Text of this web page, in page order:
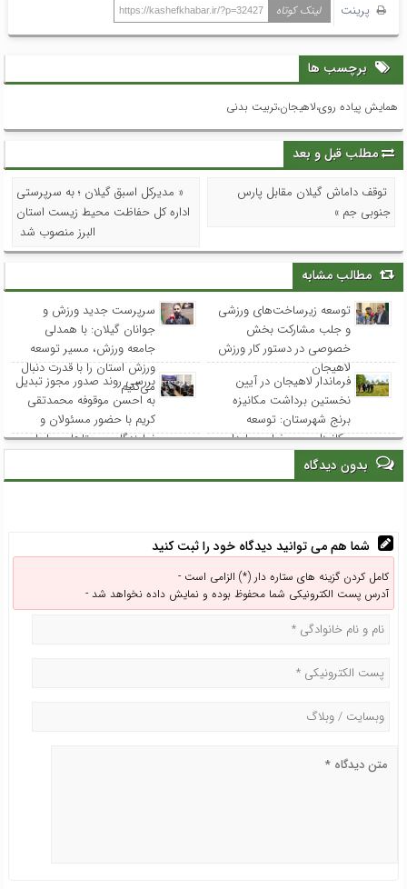
پرینت
لینک کوتاه https://kashefkhabar.ir/?p=32427
برچسب ها
همایش پیاده روی،لاهیجان،تربیت بدنی
مطلب قبل و بعد
توقف داماش گیلان مقابل پارس
جنوبی جم »
« مدیرکل اسبق گیلان ؛ به سرپرستی
اداره کل حفاظت محیط زیست استان
البرز منصوب شد
مطالب مشابه
توسعه زیرساخت‌های ورزشی
و جلب مشارکت بخش
خصوصی در دستور کار ورزش
لاهیجان
سرپرست جدید ورزش و
جوانان گیلان: با همدلی
جامعه ورزش، مسیر توسعه
ورزش استان را با قدرت دنبال
می‌کنیم
فرماندار لاهیجان در آیین
نخستین برداشت مکانیزه
برنج شهرستان: توسعه
مکانیزاسیون، ضامن پایداری
تولید برنج و حمایت از
کشاورزان است
بررسی روند صدور مجوز تبدیل
به احسن موقوفه محمدتقی
کریم با حضور مسئولان و
نمایندگان روستاهای ساحلی
بدون دیدگاه
شما هم می توانید دیدگاه خود را ثبت کنید
کامل کردن گزینه های ستاره دار (*) الزامی است -
آدرس پست الکترونیکی شما محفوظ بوده و نمایش داده نخواهد شد -